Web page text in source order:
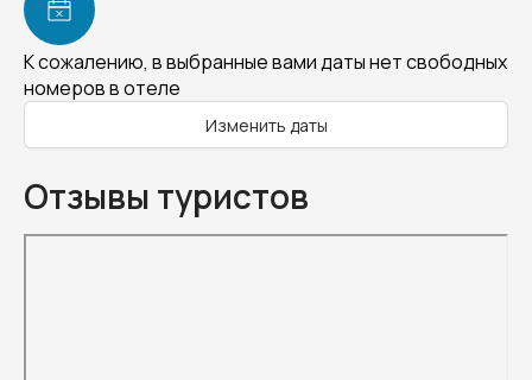
К сожалению, в выбранные вами даты нет свободных
номеров в отеле
Изменить даты
Отзывы туристов